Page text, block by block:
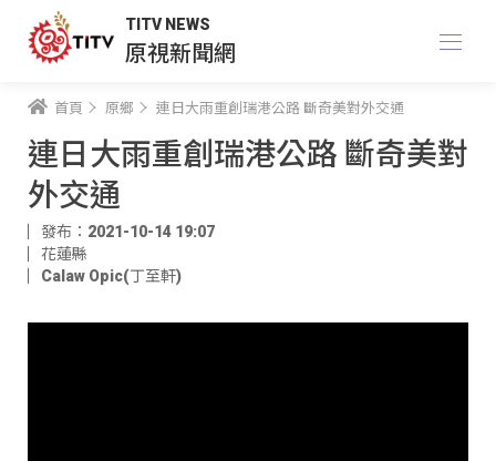
TITV NEWS
原視新聞網
首頁 原鄉 連日大雨重創瑞港公路 斷奇美對外交通
連日大雨重創瑞港公路 斷奇美對
外交通
發布：2021-10-14 19:07
花蓮縣
Calaw Opic(丁至軒)